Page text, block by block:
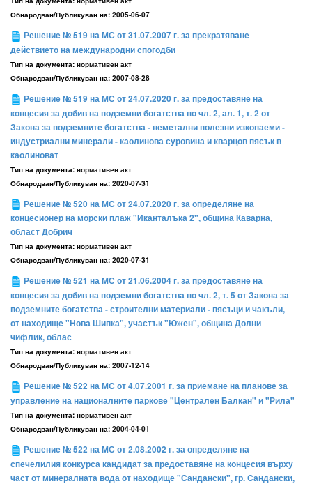
Обнародван/Публикуван на: 2005-06-07
Решение № 519 на МС от 31.07.2007 г. за прекратяване
действието на международни спогодби
Тип на документа: нормативен акт
Обнародван/Публикуван на: 2007-08-28
Решение № 519 на МС от 24.07.2020 г. за предоставяне на
концесия за добив на подземни богатства по чл. 2, ал. 1, т. 2 от
Закона за подземните богатства - неметални полезни изкопаеми -
индустриални минерали - каолинова суровина и кварцов пясък в
каолиноват
Тип на документа: нормативен акт
Обнародван/Публикуван на: 2020-07-31
Решение № 520 на МС от 24.07.2020 г. за определяне на
концесионер на морски плаж "Иканталъка 2", община Каварна,
област Добрич
Тип на документа: нормативен акт
Обнародван/Публикуван на: 2020-07-31
Решение № 521 на МС от 21.06.2004 г. за предоставяне на
концесия за добив на подземни богатства по чл. 2, т. 5 от Закона за
подземните богатства - строителни материали - пясъци и чакъли,
от находище "Нова Шипка", участък "Южен", община Долни
чифлик, облас
Тип на документа: нормативен акт
Обнародван/Публикуван на: 2007-12-14
Решение № 522 на МС от 4.07.2001 г. за приемане на планове за
управление на националните паркове "Централен Балкан" и "Рила"
Тип на документа: нормативен акт
Обнародван/Публикуван на: 2004-04-01
Решение № 522 на МС от 2.08.2002 г. за определяне на
спечелилия конкурса кандидат за предоставяне на концесия върху
част от минералната вода от находище "Сандански", гр. Сандански,